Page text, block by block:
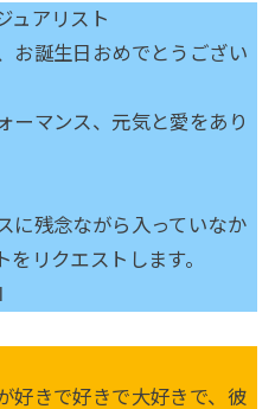
ュアリスト
お誕生日おめでとうござい
ーマンス、元気と愛をあり
に残念ながら入っていなか
リクエストします。
好きで好きで大好きで、彼